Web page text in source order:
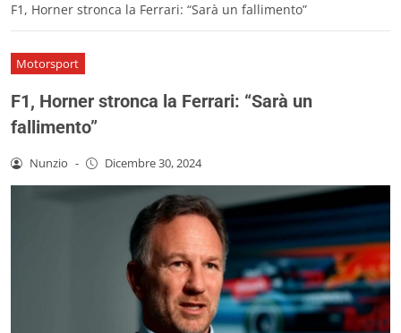
F1, Horner stronca la Ferrari: “Sarà un fallimento”
Motorsport
F1, Horner stronca la Ferrari: “Sarà un
fallimento”
Nunzio - Dicembre 30, 2024